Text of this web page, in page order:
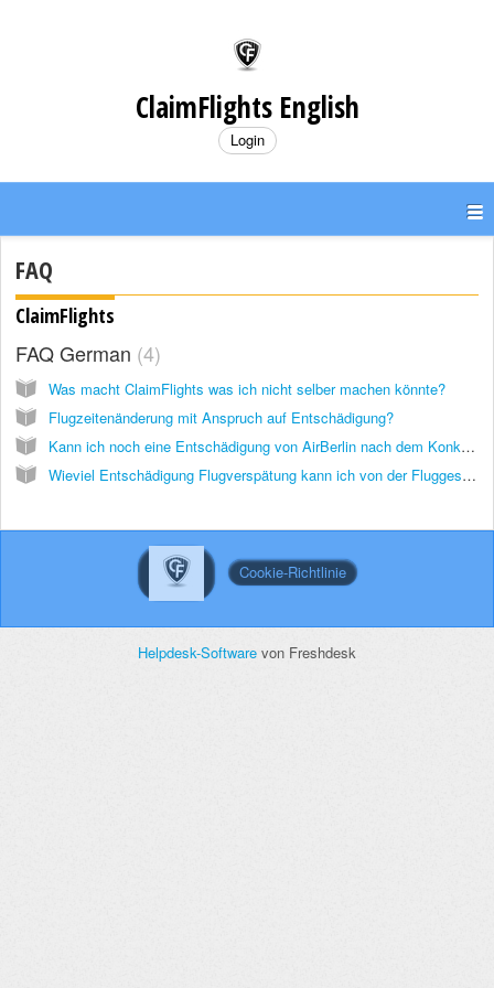
ClaimFlights English
Login
FAQ
ClaimFlights
FAQ German 4
Was macht ClaimFlights was ich nicht selber machen könnte?
Flugzeitenänderung mit Anspruch auf Entschädigung?
Kann ich noch eine Entschädigung von AirBerlin nach dem Konkurs bekommen?
Wieviel Entschädigung Flugverspätung kann ich von der Fluggesellschaft verlangen?
Cookie-Richtlinie
Helpdesk-Software von Freshdesk